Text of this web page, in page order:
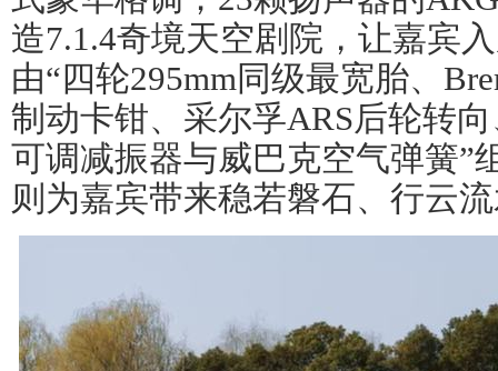
造7.1.4奇境天空剧院，让嘉宾
由“四轮295mm同级最宽胎、
制动卡钳、采尔孚ARS后轮转
可调减振器与威巴克空气弹簧”
则为嘉宾带来稳若磐石、行云